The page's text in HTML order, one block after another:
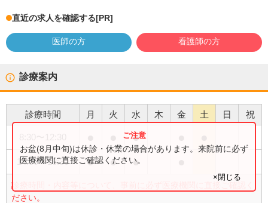
直近の求人を確認する[PR]
医師の方 看護師の方
診療案内
診療時間 月 火 水 木 金 土 日 祝
●
14:30〜18:30 ● ● ●
診療時間・内容等について、事前に必ず医療機関に直接ご確認く
ださい。
お盆(8月中旬)は休診・休業の場合があります。来院前に必ず
医療機関に直接ご確認ください。
×閉じる